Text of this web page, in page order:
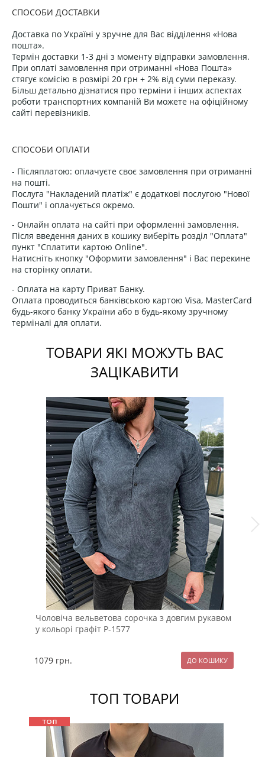
СПОСОБИ ДОСТАВКИ
Доставка по Україні у зручне для Вас відділення «Нова
пошта».
Термін доставки 1-3 дні з моменту відправки замовлення.
При оплаті замовлення при отриманні «Нова Пошта»
стягує комісію в розмірі 20 грн + 2% від суми переказу.
Більш детально дізнатися про терміни і інших аспектах
роботи транспортних компаній Ви можете на офіційному
сайті перевізників.
СПОСОБИ ОПЛАТИ
- Післяплатою: оплачуєте своє замовлення при отриманні
на пошті.
Послуга "Накладений платіж" є додаткові послугою "Нової
Пошти" і оплачується окремо.
- Онлайн оплата на сайті при оформленні замовлення.
Після введення даних в кошику виберіть розділ "Оплата"
пункт "Сплатити картою Online".
Натисніть кнопку "Оформити замовлення" і Вас перекине
на сторінку оплати.
- Оплата на карту Приват Банку.
Оплата проводиться банківською картою Visa, MasterCard
будь-якого банку України або в будь-якому зручному
терміналі для оплати.
ТОВАРИ ЯКІ МОЖУТЬ ВАС
ЗАЦІКАВИТИ
Чоловіча вельветова сорочка з довгим рукавом
у кольорі графіт Р-1577
1079 грн.
ТОП ТОВАРИ